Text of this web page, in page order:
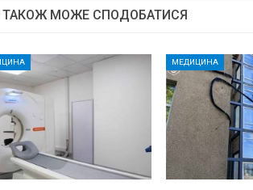
ТАКОЖ МОЖЕ СПОДОБАТИСЯ
МЕДИЦИНА